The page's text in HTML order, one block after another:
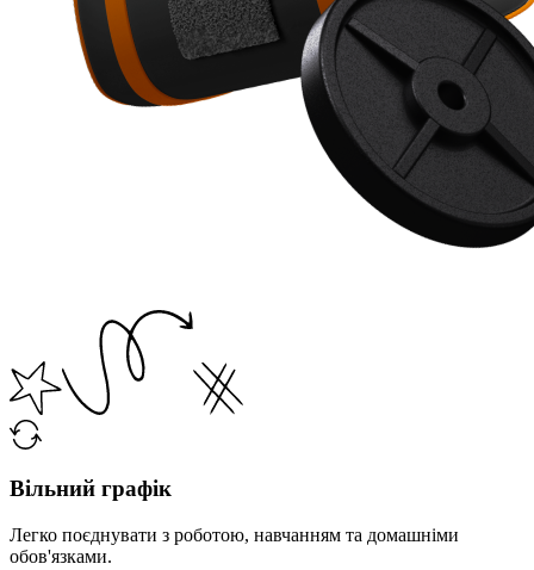
Вільний графік
Легко поєднувати з роботою, навчанням та домашніми
обов'язками.